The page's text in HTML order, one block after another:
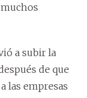
a subir la
de que
las empresas